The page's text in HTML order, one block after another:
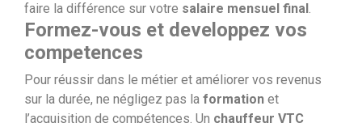
faire la différence sur votre salaire mensuel final .
Formez-vous et developpez vos
competences
Pour réussir dans le métier et améliorer vos revenus
sur la durée, ne négligez pas la formation et
l’acquisition de compétences. Un chauffeur VTC